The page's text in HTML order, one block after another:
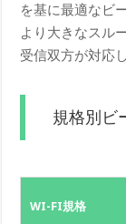
を基に最適なビ
より大きなスル
受信双方が対応
規格別ビ
WI-FI規格